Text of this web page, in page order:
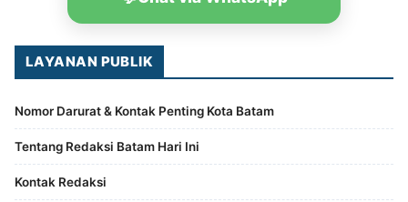
LAYANAN PUBLIK
Nomor Darurat & Kontak Penting Kota Batam
Tentang Redaksi Batam Hari Ini
Kontak Redaksi